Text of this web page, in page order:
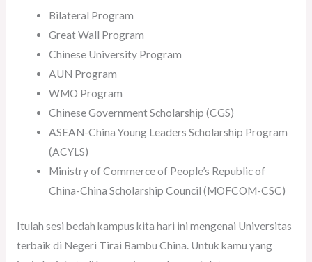
Bilateral Program
Great Wall Program
Chinese University Program
AUN Program
WMO Program
Chinese Government Scholarship (CGS)
ASEAN-China Young Leaders Scholarship Program
(ACYLS)
Ministry of Commerce of People’s Republic of
China-China Scholarship Council (MOFCOM-CSC)
Itulah sesi bedah kampus kita hari ini mengenai Universitas
terbaik di Negeri Tirai Bambu China. Untuk kamu yang